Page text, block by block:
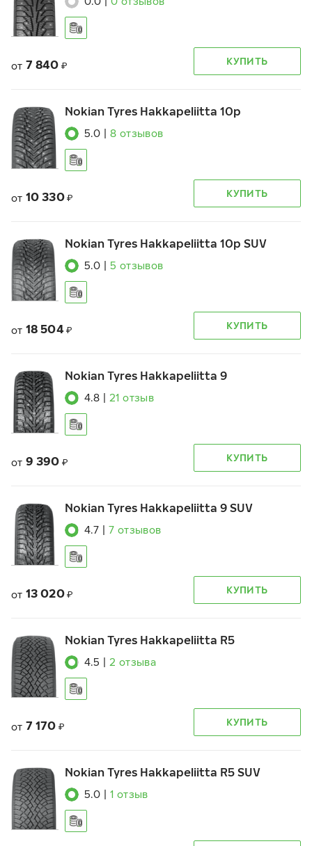
от 7 840 ₽ КУПИТЬ
Nokian Tyres Hakkapeliitta 10p
5.0 8 отзывов
от 10 330 ₽ КУПИТЬ
Nokian Tyres Hakkapeliitta 10p SUV
5.0 5 отзывов
от 18 504 ₽ КУПИТЬ
Nokian Tyres Hakkapeliitta 9
4.8 21 отзыв
от 9 390 ₽ КУПИТЬ
Nokian Tyres Hakkapeliitta 9 SUV
4.7 7 отзывов
от 13 020 ₽ КУПИТЬ
Nokian Tyres Hakkapeliitta R5
4.5 2 отзыва
от 7 170 ₽ КУПИТЬ
Nokian Tyres Hakkapeliitta R5 SUV
5.0 1 отзыв